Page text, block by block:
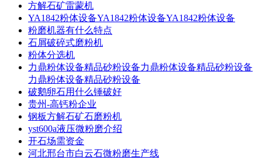
方解石矿雷蒙机
YA1842粉体设备YA1842粉体设备YA1842粉体设备
粉磨机器有什么特点
石屑破碎式磨粉机
粉体分选机
力鼎粉体设备精品砂粉设备力鼎粉体设备精品砂粉设备
力鼎粉体设备精品砂粉设备
破鹅卵石用什么锤破好
贵州-高钙粉企业
钢板方解石矿石磨粉机
yst600a液压微粉磨介绍
开石场需资金
河北邢台市白云石微粉磨生产线